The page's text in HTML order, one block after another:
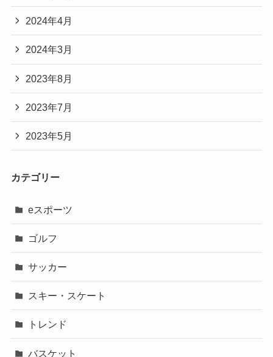
2024年4月
2024年3月
2023年8月
2023年7月
2023年5月
カテゴリー
eスポーツ
ゴルフ
サッカー
スキー・スケート
トレンド
バスケット